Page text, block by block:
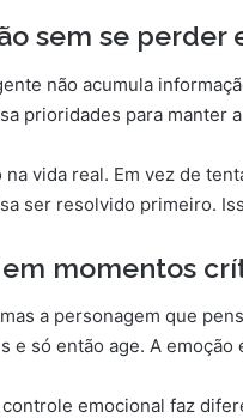
sem se perder
não acumula
prioridades para manter
vida real. Em vez de
ser resolvido primeiro.
momentos
a personagem que
e só então age. A
emocional faz